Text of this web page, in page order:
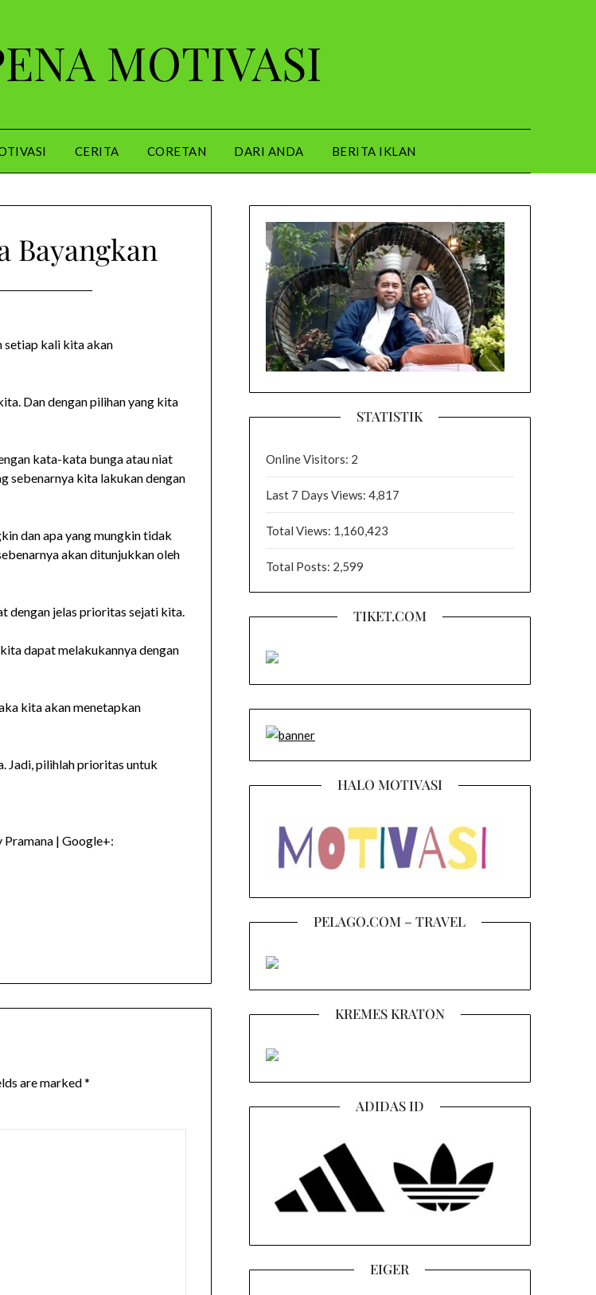
MOTIVASI
CERITA CORETAN DARI ANDA BERITA IKLAN
Bayangkan
setiap kali kita akan
Dan dengan pilihan yang kita
kata-kata bunga atau niat
sebenarnya kita lakukan dengan
dan apa yang mungkin tidak
akan ditunjukkan oleh
dengan jelas prioritas sejati kita.
dapat melakukannya dengan
kita akan menetapkan
Jadi, pilihlah prioritas untuk
| Google+:
are marked*
STATISTIK
Online Visitors: 2
Last 7 Days Views: 4,817
Total Views: 1,160,423
Total Posts: 2,599
TIKET.COM
HALO MOTIVASI
PELAGO.COM – TRAVEL
KREMES KRATON
ADIDAS ID
EIGER